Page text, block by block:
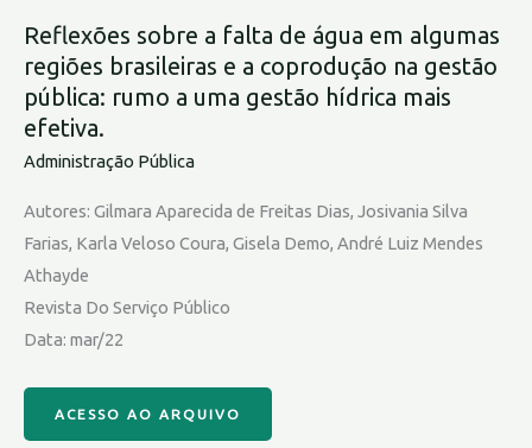
Reflexões sobre a falta de água em algumas
regiões brasileiras e a coprodução na gestão
pública: rumo a uma gestão hídrica mais
efetiva.
Administração Pública
Autores: Gilmara Aparecida de Freitas Dias, Josivania Silva
Farias, Karla Veloso Coura, Gisela Demo, André Luiz Mendes
Athayde
Revista Do Serviço Público
Data: mar/22
ACESSO AO ARQUIVO